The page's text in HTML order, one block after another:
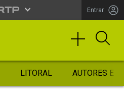
Entrar
LITORAL AUTORES